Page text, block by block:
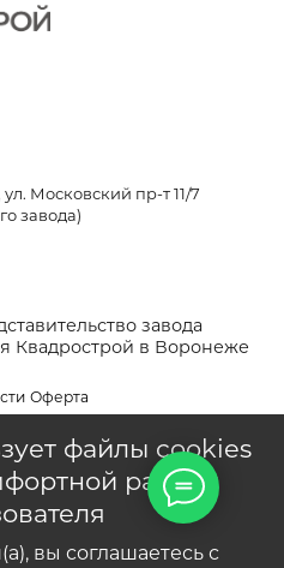
Московский пр-т 11/7
завода)
завода
Квадрострой в Воронеже
Оферта
файлы cookies
работы
вы соглашаетесь с